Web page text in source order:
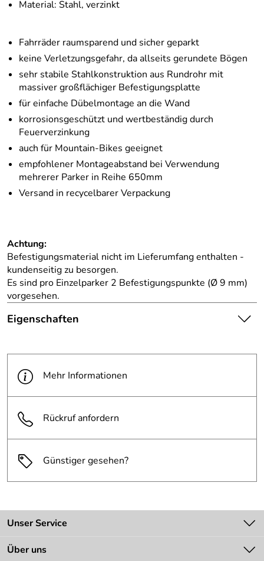
Material: Stahl, verzinkt
Fahrräder raumsparend und sicher geparkt
keine Verletzungsgefahr, da allseits gerundete Bögen
sehr stabile Stahlkonstruktion aus Rundrohr mit
massiver großflächiger Befestigungsplatte
für einfache Dübelmontage an die Wand
korrosionsgeschützt und wertbeständig durch
Feuerverzinkung
auch für Mountain-Bikes geeignet
empfohlener Montageabstand bei Verwendung
mehrerer Parker in Reihe 650mm
Versand in recycelbarer Verpackung
Achtung:
Befestigungsmaterial nicht im Lieferumfang enthalten -
kundenseitig zu besorgen.
Es sind pro Einzelparker 2 Befestigungspunkte (Ø 9 mm)
vorgesehen.
Eigenschaften
Mehr Informationen
Rückruf anfordern
Günstiger gesehen?
Unser Service
Kontakt
Über uns